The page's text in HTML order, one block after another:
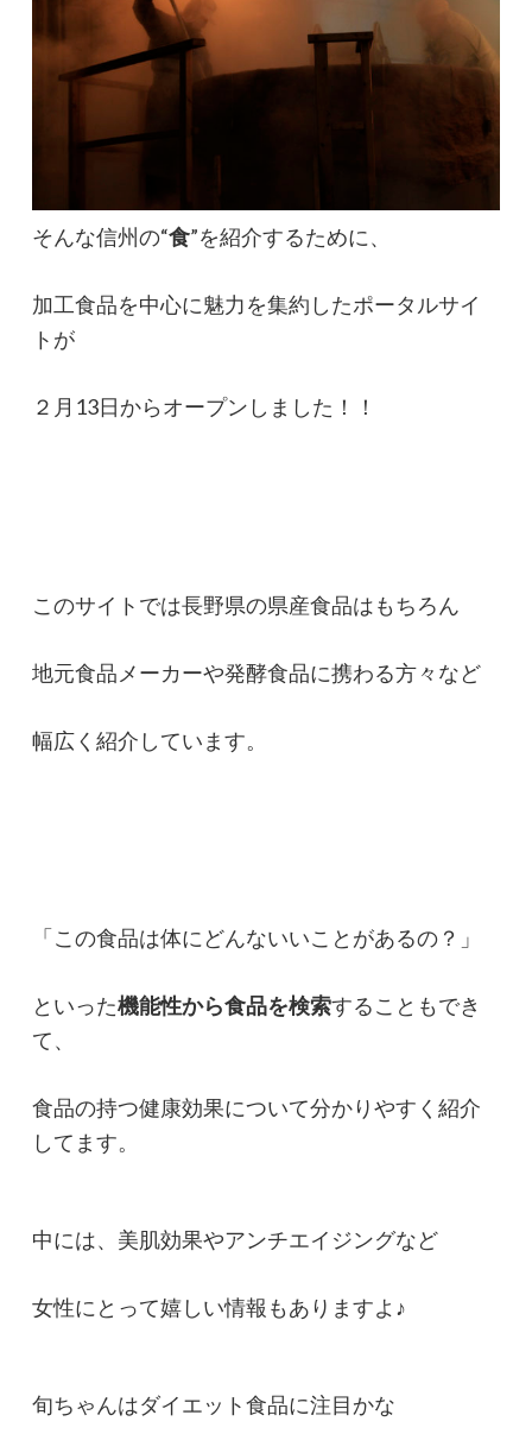
そんな信州の“食”を紹介するために、
加工食品を中心に魅力を集約したポータルサイ
トが
２月13日からオープンしました！！
このサイトでは長野県の県産食品はもちろん
地元食品メーカーや発酵食品に携わる方々など
幅広く紹介しています。
「この食品は体にどんないいことがあるの？」
といった機能性から食品を検索することもでき
て、
食品の持つ健康効果について分かりやすく紹介
してます。
中には、美肌効果やアンチエイジングなど
女性にとって嬉しい情報もありますよ♪
旬ちゃんはダイエット食品に注目かな